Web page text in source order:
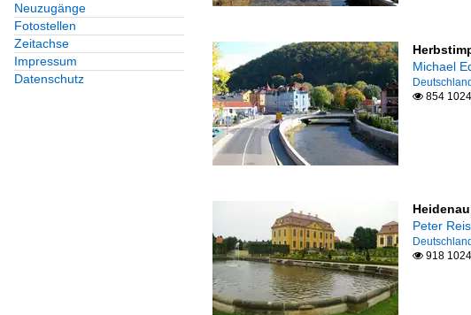
Neuzugänge
Fotostellen
Zeitachse
Impressum
Datenschutz
Michael
854
Peter
918